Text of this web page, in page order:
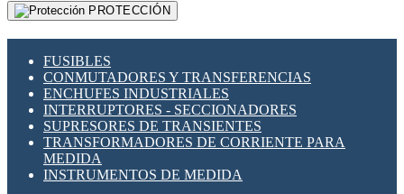
PROTECCIÓN
FUSIBLES
CONMUTADORES Y TRANSFERENCIAS
ENCHUFES INDUSTRIALES
INTERRUPTORES - SECCIONADORES
SUPRESORES DE TRANSIENTES
TRANSFORMADORES DE CORRIENTE PARA
MEDIDA
INSTRUMENTOS DE MEDIDA